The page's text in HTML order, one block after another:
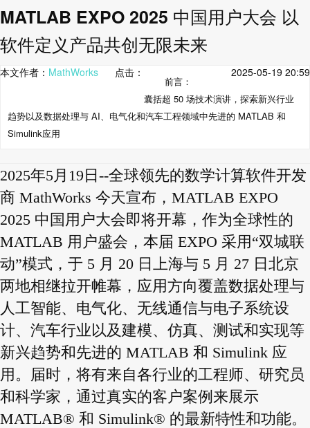
MATLAB EXPO 2025 中国用户大会 以
软件定义产品共创无限未来
本文作者： MathWorks 点击： 2025-05-19 20:59
前言：
囊括超 50 场技术演讲，探索新兴行业
趋势以及数据处理与 AI、电气化和汽车工程领域中先进的 MATLAB 和
Simulink应用
2025年5月19日--全球领先的数学计算软件开发
商 MathWorks 今天宣布，MATLAB EXPO
2025 中国用户大会即将开幕，作为全球性的
MATLAB 用户盛会，本届 EXPO 采用“双城联
动”模式，于 5 月 20 日上海与 5 月 27 日北京
两地相继拉开帷幕，应用方向覆盖数据处理与
人工智能、电气化、无线通信与电子系统设
计、汽车行业以及建模、仿真、测试和实现等
新兴趋势和先进的 MATLAB 和 Simulink 应
用。届时，将有来自各行业的工程师、研究员
和科学家，通过真实的客户案例来展示
MATLAB® 和 Simulink® 的最新特性和功能。